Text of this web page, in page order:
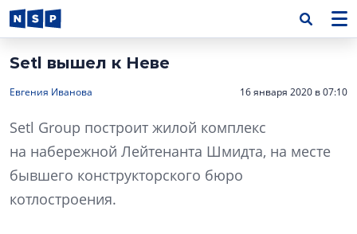
Setl вышел к Неве
Евгения Иванова 16 января 2020 в 07:10
Setl Group построит жилой комплекс
на набережной Лейтенанта Шмидта, на месте
бывшего конструкторского бюро
котлостроения.